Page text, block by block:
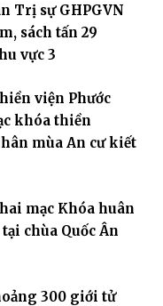
Trị sự GHPGVN
sách tấn 29
vực 3
viện Phước
khóa thiền
mùa An cư kiết
mạc Khóa huân
chùa Quốc Ân
300 giới tử